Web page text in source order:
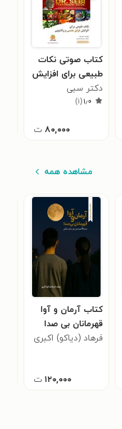
کتاب صوتی نکات
طبیعی برای افزایش
قوای جنسی و
زناشویی (خلاصه
دکتر سبی
۱٫۰(۱)
۸۰,۰۰۰ ت
مشاهده همه
کتاب آرمان و آوا
قهرمانان بی صدا
فرهاد (دیاکو) اکبری
۱۲۰,۰۰۰ ت